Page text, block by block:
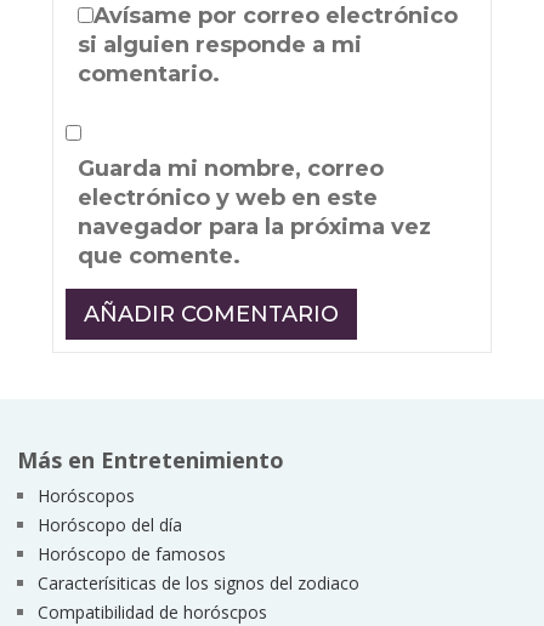
Avísame por correo electrónico
si alguien responde a mi
comentario.
Guarda mi nombre, correo
electrónico y web en este
navegador para la próxima vez
que comente.
Más en Entretenimiento
Horóscopos
Horóscopo del día
Horóscopo de famosos
Caracterísiticas de los signos del zodiaco
Compatibilidad de horóscpos